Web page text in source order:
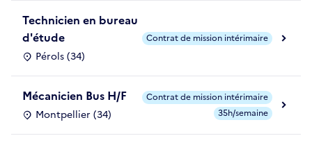
Technicien en bureau
d'étude
Pérols (34)
Contrat de mission intérimaire
Mécanicien Bus H/F
Montpellier (34)
Contrat de mission intérimaire
35h/semaine